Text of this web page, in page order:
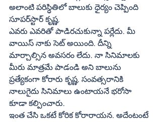
అలాంటి పరిస్ధితిలో బాలుకు ధైర్యం చెప్పింది
సూపర్‌స్టార్‌ కృష్ణ.
ఎవరు ఎవరితో పాడిరచుకున్నా పర్లేదు. మీ
వాయిస్‌ నాకు సెట్‌ అయింది. దీన్ని
మార్చాల్సిన అవసరం లేదు. నా సినిమాలకు
మీరు మాత్రమే పాడండి అని బాలును
ప్రత్యేకంగా కోరారు కృష్ణ. సంవత్సరానికి
నాలుగైదు సినిమాలు ఉంటాయనే భరోసా
కూడా కల్పించారు.
ఇంత చేసి ఒకటే కోరిక కోరారాయన. అదేంటంటే